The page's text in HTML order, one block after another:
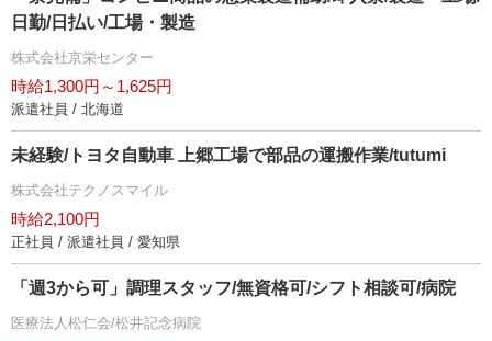
日勤/日払い/工場・製造
株式会社京栄センター
時給1,300円～1,625円
派遣社員 / 北海道
未経験/トヨタ自動車 上郷工場で部品の運搬作業/tutumi
株式会社テクノスマイル
時給2,100円
正社員 / 派遣社員 / 愛知県
「週3から可」調理スタッフ/無資格可/シフト相談可/病院
医療法人松仁会/松井記念病院